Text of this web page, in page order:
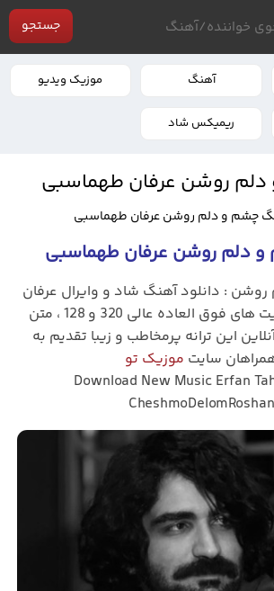
جستجو
آهنگ موزیک ویدیو
ریمیکس شاد
روشن عرفان طهماسبی
چشم و دلم روشن عرفان طهماسبی
دلم روشن عرفان طهماسبی
: دانلود آهنگ شاد و وایرال عرفان
با کیفیت های فوق العاده عالی 320 و 128 ، متن
این ترانه پرمخاطب و زیبا تقدیم به
سایت موزیک تو
Download New Music Erfan
CheshmoDelomRoshan